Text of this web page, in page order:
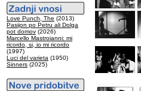
Love Punch, The (2013)
Pasijon po Petru ali Dolga
pot domov (2026)
Marcello Mastroianni: mi
ricordo, si, io mi ricordo
(1997)
Luci del varieta (1950)
Sinners (2025)